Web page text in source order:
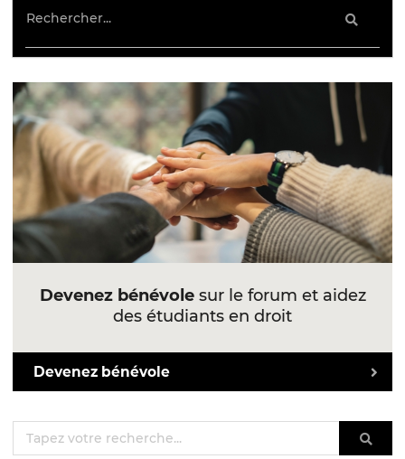
Devenez bénévolesur le forum et aidez
des étudiants en droit
Devenez bénévole